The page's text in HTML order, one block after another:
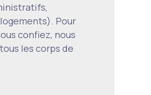
Pour
confiez, nous
les corps de